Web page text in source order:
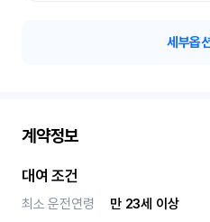
세부옵
계약정보
대여 조건
최소 운전연령
만 23세 이상